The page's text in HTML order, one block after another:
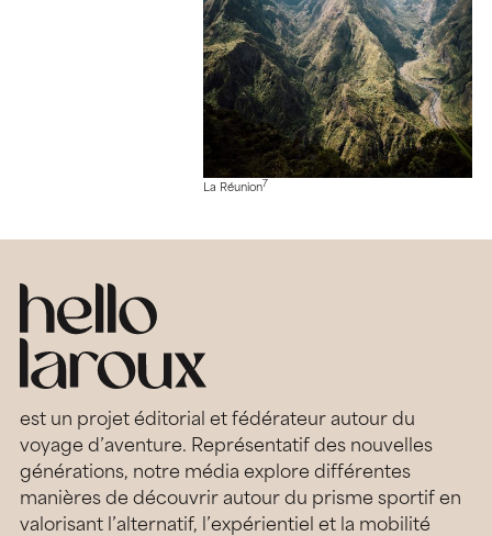
La Réunion7
est un projet éditorial et fédérateur autour du
voyage d’aventure. Représentatif des nouvelles
générations, notre média explore différentes
manières de découvrir autour du prisme sportif en
valorisant l’alternatif, l’expérientiel et la mobilité